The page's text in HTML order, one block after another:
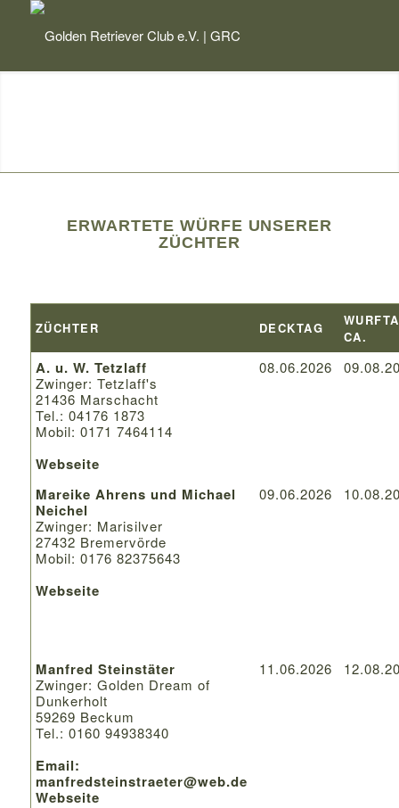
ERWARTETE WÜRFE UNSERER
ZÜCHTER
ZÜCHTER DECKTAG
CA.
A. u. W. Tetzlaff
Zwinger: Tetzlaff's
21436 Marschacht
Tel.: 04176 1873
Mobil: 0171 7464114
Webseite
08.06.2026
Mareike Ahrens und Michael
Neichel
Zwinger: Marisilver
27432 Bremervörde
Mobil: 0176 82375643
Webseite
09.06.2026
Manfred Steinstäter
Zwinger: Golden Dream of
Dunkerholt
59269 Beckum
Tel.: 0160 94938340
Email:
manfredsteinstraeter@web.de
Webseite
11.06.2026